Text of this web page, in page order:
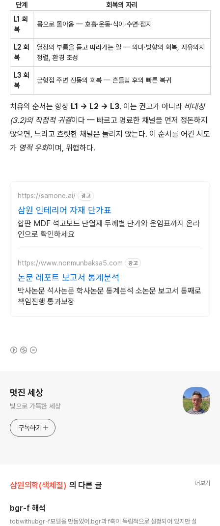
단계
회복의 자리
L1 회
복
몸으로 돌아옴 — 호흡·운동·식이·수면·접지
L2 회
복
열정의 부름을 듣고 따라가는 일 — 의미·방향의 회복, 자유의지
정렬, 환경 조성
L3 회
복
균형점 주변 진동의 회복 — 흔들림 후의 빠른 복귀
치유의 순서는 항상 L1 → L2 → L3. 이는 권고가 아니라 비대칭
(3.2)의 직접적 귀결이다 — 빠르고 명료한 채널을 먼저 정돈하지
않으면, 느리고 흐릿한 채널은 들리지 않는다. 이 순서를 어긴 시도
가 영적 우회이며, 위험하다.
https://samone.ai/ 광고
삼원 인테리어 자재 단가표
합판 MDF 석고보드 단열재 두께별 단가와 운임표까지 온라
인으로 확인하세요
https://www.nonmunbaksa5.com 광고
논문 레포트 보고서 통계분석
박사논문 석사논문 학사논문 통계분석 소논문 보고서 통째로
책임진행 통과보장
멋진 세상
빛으로 가득한 세상
구독하기
삼원의학(색체질) 의 다른 글 더보기
bgr-f 해석
tobwithubgr-f모델을 만들었어.bgr과 f축이 독립적으로 설정되어 있지만 실